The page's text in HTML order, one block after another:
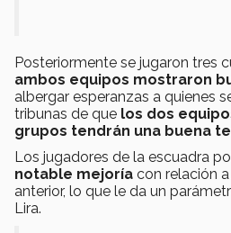
Posteriormente se jugaron tres
ambos equipos mostraron
albergar esperanzas a quienes
tribunas de que los dos
grupos tendrán una buena
Los jugadores de la escuadra
notable mejoría con relación
anterior, lo que le da un
Lira.